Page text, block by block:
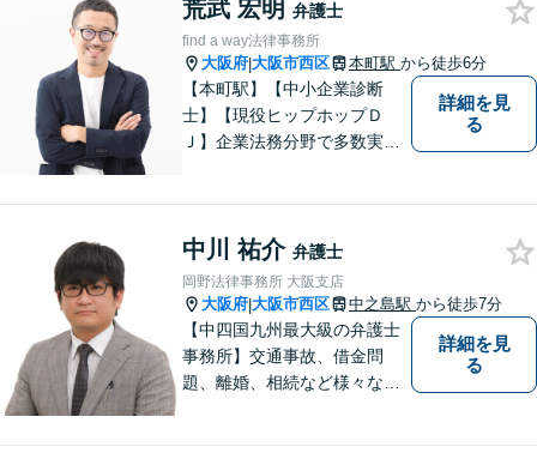
「女性に寄り添う豊富な相談
実績」その方の人生の再出発
を全力で応援いたします【休
日・夜間相談可】
荒武 宏明 弁護士
find a way法律事務所
大阪府|大阪市西区 本町駅 から徒歩6分
【本町駅】【中小企業診断
士】【現役ヒップホップＤ
Ｊ】企業法務分野で多数実績
営面も考慮した助言 。【Zoo
m相談可】
詳細を見
る
中川 祐介 弁護士
岡野法律事務所 大阪支店
大阪府|大阪市西区 中之島駅 から徒歩7分
【中四国九州最大級の弁護士
事務所】交通事故、借金問
題、離婚、相続など様々な問
詳細を見
る